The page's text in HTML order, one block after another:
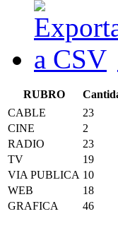
RUBRO
CABLE
23
CINE
2
RADIO
23
TV
19
VIA PUBLICA 10
WEB
18
GRAFICA
46